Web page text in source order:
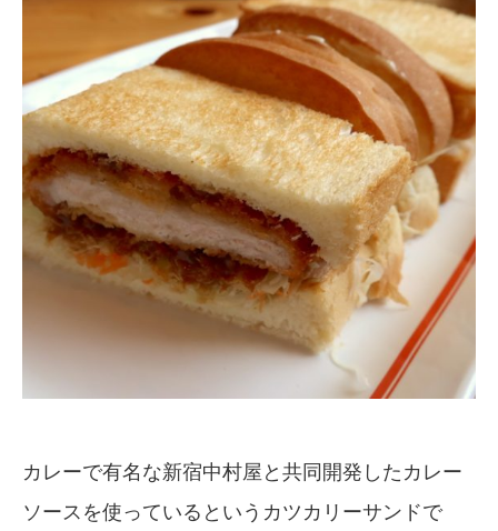
カレーで有名な新宿中村屋と共同開発したカレー
ソースを使っているというカツカリーサンドで